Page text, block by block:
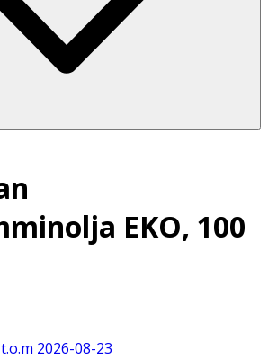
EKO, 100
2026-08-23